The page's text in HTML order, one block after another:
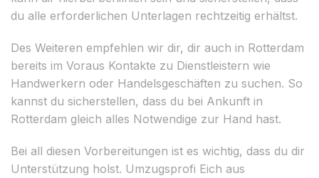
du alle erforderlichen Unterlagen rechtzeitig erhältst.
Des Weiteren empfehlen wir dir, dir auch in Rotterdam
bereits im Voraus Kontakte zu Dienstleistern wie
Handwerkern oder Handelsgeschäften zu suchen. So
kannst du sicherstellen, dass du bei Ankunft in
Rotterdam gleich alles Notwendige zur Hand hast.
Bei all diesen Vorbereitungen ist es wichtig, dass du dir
Unterstützung holst. Umzugsprofi Eich aus